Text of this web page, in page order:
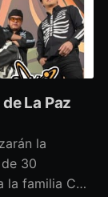
La Paz
la
30
Con